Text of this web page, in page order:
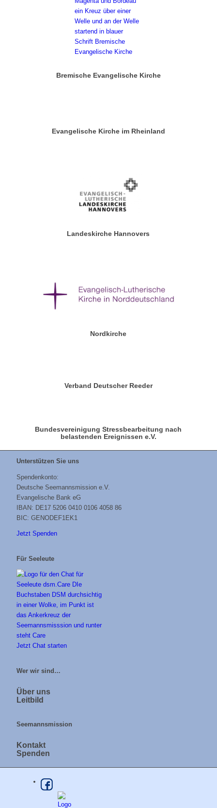
Bremische Evangelische Kirche
Evangelische Kirche im Rheinland
Landeskirche Hannovers
Nordkirche
Verband Deutscher Reeder
Bundesvereinigung Stressbearbeitung nach
belastenden Ereignissen e.V.
Unterstützen Sie uns
Spendenkonto:
Deutsche Seemannsmission e.V.
Evangelische Bank eG
IBAN: DE17 5206 0410 0106 4058 86
BIC: GENODEF1EK1
Jetzt Spenden
Für Seeleute
Jetzt Chat starten
Wer wir sind…
Über uns
Leitbild
Seemannsmission
Kontakt
Spenden